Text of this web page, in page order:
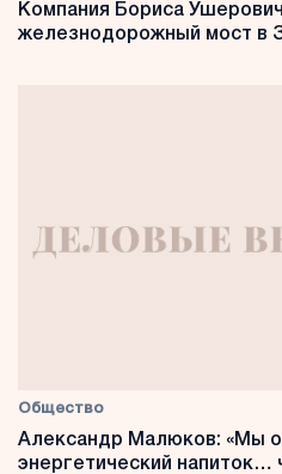
Компания Бориса
железнодорожный мост в
Общество
Александр Малюков: «Мы
энергетический напиток…